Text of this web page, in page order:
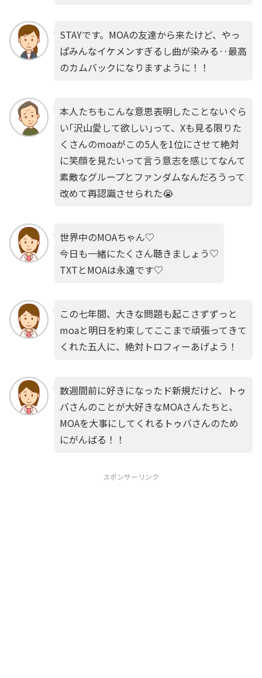
STAYです。MOAの友達から来たけど、やっ
ぱみんなイケメンすぎるし曲が染みる‥最高
のカムバックになりますように！！
本人たちもこんな意思表明したことないぐら
い｢沢山愛して欲しい｣って、Xも見る限りた
くさんのmoaがこの5人を1位にさせて絶対
に笑顔を見たいって言う意志を感じてなんて
素敵なグループとファンダムなんだろうって
改めて再認識させられた😭
世界中のMOAちゃん♡
今日も一緒にたくさん聴きましょう♡
TXTとMOAは永遠です♡
この七年間、大きな問題も起こさずずっと
moaと明日を約束してここまで頑張ってきて
くれた五人に、絶対トロフィーあげよう！
数週間前に好きになったド新規だけど、トゥ
バさんのことが大好きなMOAさんたちと、
MOAを大事にしてくれるトゥバさんのため
にがんばる！！
スポンサーリンク